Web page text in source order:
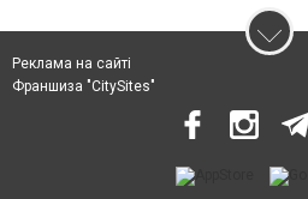
Реклама на сайті
Франшиза "CitySites"